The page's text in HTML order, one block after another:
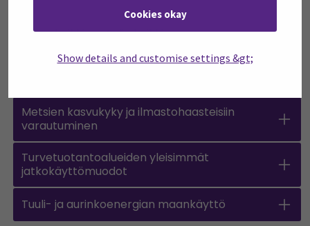
Cookies okay
Show details and customise settings &gt;
Avaa kaikki Sulje kaikki
Kemmon tulevat maankäytön ja metsäalan
Metsien kasvukyky ja ilmastohaasteisiin
varautuminen
Turvetuotantoalueiden yleisimmät
jatkokäyttömuodot
Tuuli- ja aurinkoenergian maankäyttö